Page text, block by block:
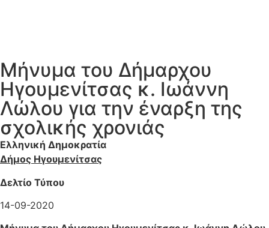
Μήνυμα του Δήμαρχου
Ηγουμενίτσας κ. Ιωάννη
Λώλου για την έναρξη της
σχολικής χρονιάς
Ελληνική Δημοκρατία
Δήμος Ηγουμενίτσας
Δελτίο Τύπου
14-09-2020